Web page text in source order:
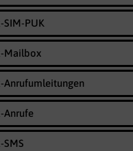
PUK
Mailbox
Anrufe